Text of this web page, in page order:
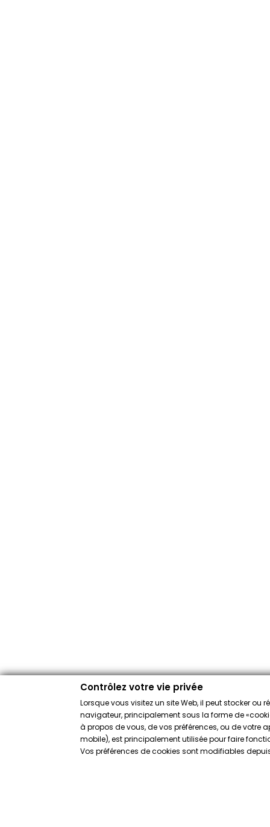
Contrôlez votre vie privée
Lorsque vous visitez un site Web, il peut stocker ou
navigateur, principalement sous la forme de
à propos de vous, de vos préférences, ou de votre
mobile), est principalement utilisée pour faire
Vos préférences de cookies sont modifiables